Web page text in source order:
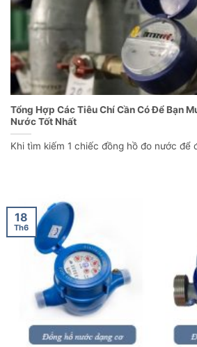
Tổng Hợp Các Tiêu Chí Cần Có Để Bạn
Nước Tốt Nhất
Khi tìm kiếm 1 chiếc đồng hồ đo nước để
18
Th6